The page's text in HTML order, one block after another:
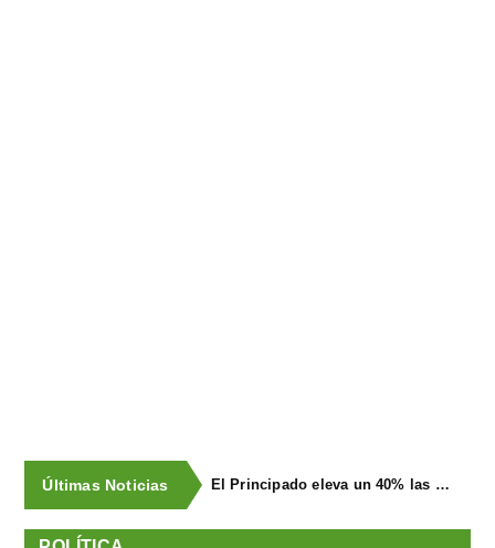
Últimas Noticias El Principado eleva un 40% las ayudas a la producción ecológica, que superan los cuatro millones de euros